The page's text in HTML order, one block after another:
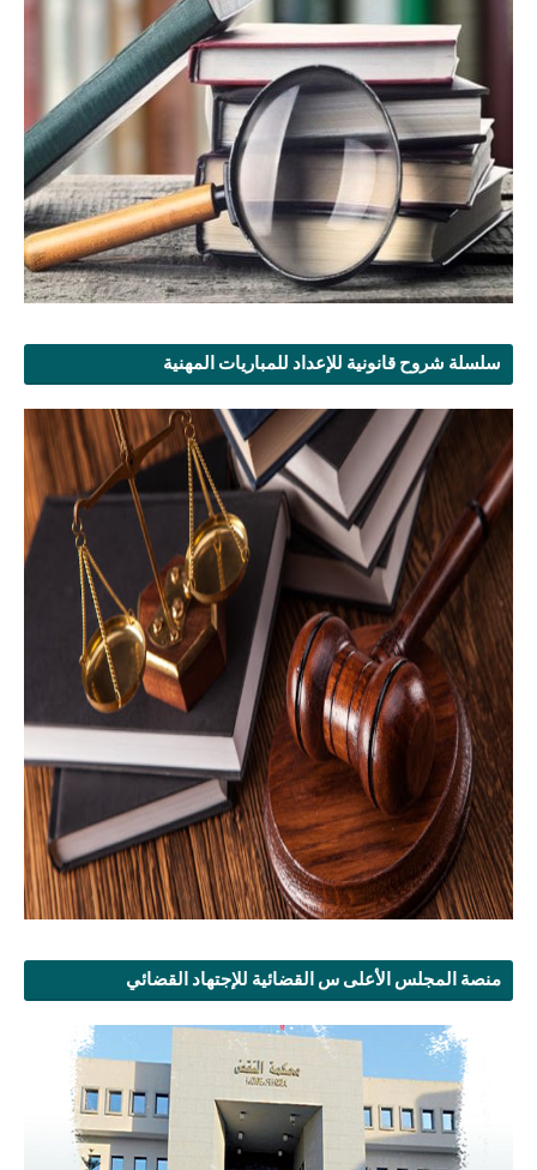
سلسلة شروح قانونية للإعداد للمباريات المهنية
منصة المجلس الأعلى س القضائية للإجتهاد القضائي